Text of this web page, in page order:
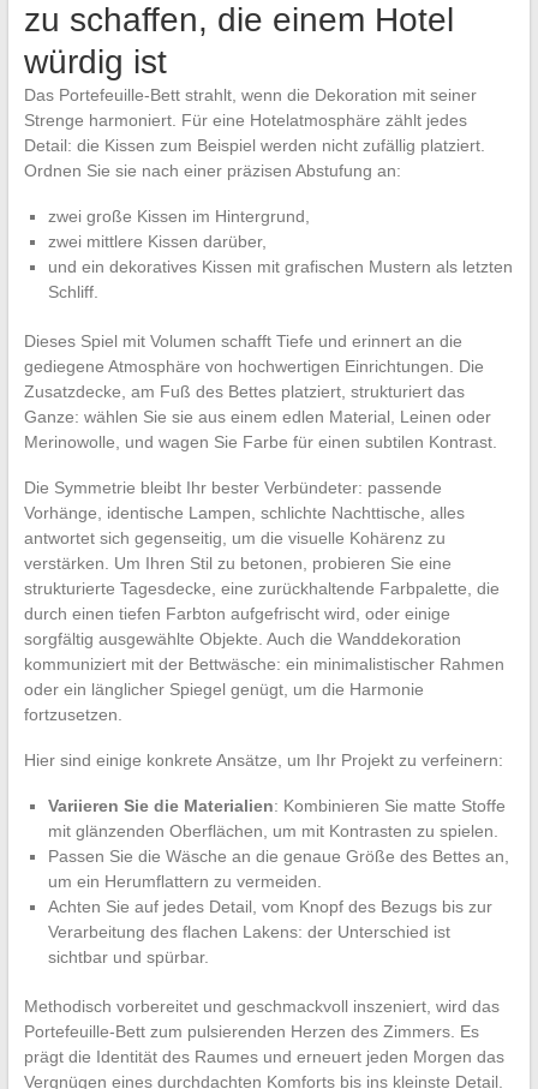
zu schaffen, die einem Hotel
würdig ist
Das Portefeuille-Bett strahlt, wenn die Dekoration mit seiner
Strenge harmoniert. Für eine Hotelatmosphäre zählt jedes
Detail: die Kissen zum Beispiel werden nicht zufällig platziert.
Ordnen Sie sie nach einer präzisen Abstufung an:
zwei große Kissen im Hintergrund,
zwei mittlere Kissen darüber,
und ein dekoratives Kissen mit grafischen Mustern als letzten
Schliff.
Dieses Spiel mit Volumen schafft Tiefe und erinnert an die
gediegene Atmosphäre von hochwertigen Einrichtungen. Die
Zusatzdecke, am Fuß des Bettes platziert, strukturiert das
Ganze: wählen Sie sie aus einem edlen Material, Leinen oder
Merinowolle, und wagen Sie Farbe für einen subtilen Kontrast.
Die Symmetrie bleibt Ihr bester Verbündeter: passende
Vorhänge, identische Lampen, schlichte Nachttische, alles
antwortet sich gegenseitig, um die visuelle Kohärenz zu
verstärken. Um Ihren Stil zu betonen, probieren Sie eine
strukturierte Tagesdecke, eine zurückhaltende Farbpalette, die
durch einen tiefen Farbton aufgefrischt wird, oder einige
sorgfältig ausgewählte Objekte. Auch die Wanddekoration
kommuniziert mit der Bettwäsche: ein minimalistischer Rahmen
oder ein länglicher Spiegel genügt, um die Harmonie
fortzusetzen.
Hier sind einige konkrete Ansätze, um Ihr Projekt zu verfeinern:
Variieren Sie die Materialien: Kombinieren Sie matte Stoffe
mit glänzenden Oberflächen, um mit Kontrasten zu spielen.
Passen Sie die Wäsche an die genaue Größe des Bettes an,
um ein Herumflattern zu vermeiden.
Achten Sie auf jedes Detail, vom Knopf des Bezugs bis zur
Verarbeitung des flachen Lakens: der Unterschied ist
sichtbar und spürbar.
Methodisch vorbereitet und geschmackvoll inszeniert, wird das
Portefeuille-Bett zum pulsierenden Herzen des Zimmers. Es
prägt die Identität des Raumes und erneuert jeden Morgen das
Vergnügen eines durchdachten Komforts bis ins kleinste Detail.